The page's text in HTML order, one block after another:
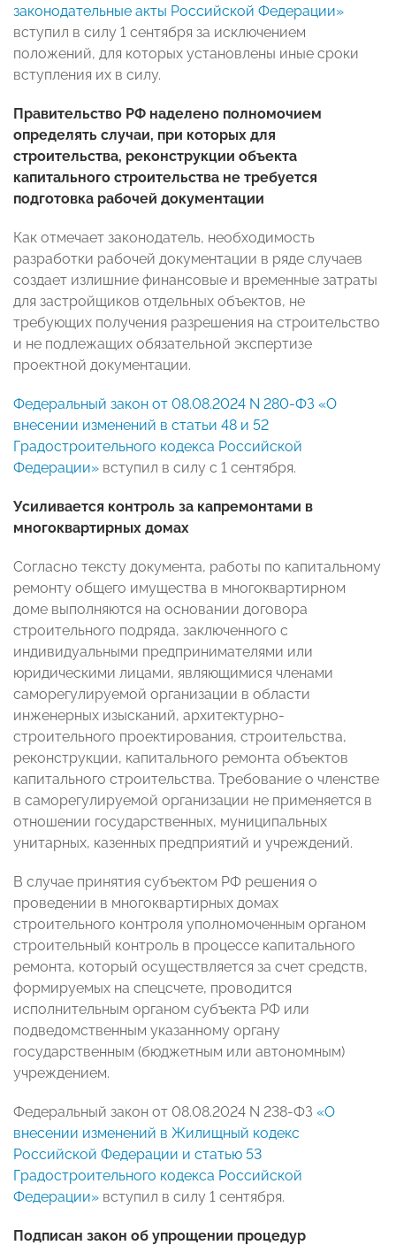
законодательные акты Российской Федерации»
вступил в силу 1 сентября за исключением
положений, для которых установлены иные сроки
вступления их в силу.
Правительство РФ наделено полномочием
определять случаи, при которых для
строительства, реконструкции объекта
капитального строительства не требуется
подготовка рабочей документации
Как отмечает законодатель, необходимость
разработки рабочей документации в ряде случаев
создает излишние финансовые и временные затраты
для застройщиков отдельных объектов, не
требующих получения разрешения на строительство
и не подлежащих обязательной экспертизе
проектной документации.
Федеральный закон от 08.08.2024 N 280-ФЗ «О
внесении изменений в статьи 48 и 52
Градостроительного кодекса Российской
Федерации» вступил в силу с 1 сентября.
Усиливается контроль за капремонтами в
многоквартирных домах
Согласно тексту документа, работы по капитальному
ремонту общего имущества в многоквартирном
доме выполняются на основании договора
строительного подряда, заключенного с
индивидуальными предпринимателями или
юридическими лицами, являющимися членами
саморегулируемой организации в области
инженерных изысканий, архитектурно-
строительного проектирования, строительства,
реконструкции, капитального ремонта объектов
капитального строительства. Требование о членстве
в саморегулируемой организации не применяется в
отношении государственных, муниципальных
унитарных, казенных предприятий и учреждений.
В случае принятия субъектом РФ решения о
проведении в многоквартирных домах
строительного контроля уполномоченным органом
строительный контроль в процессе капитального
ремонта, который осуществляется за счет средств,
формируемых на спецсчете, проводится
исполнительным органом субъекта РФ или
подведомственным указанному органу
государственным (бюджетным или автономным)
учреждением.
Федеральный закон от 08.08.2024 N 238-ФЗ «О
внесении изменений в Жилищный кодекс
Российской Федерации и статью 53
Градостроительного кодекса Российской
Федерации» вступил в силу 1 сентября.
Подписан закон об упрощении процедур